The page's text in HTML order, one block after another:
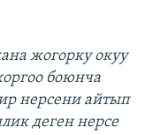
жогорку окуу
боюнча
нерсени айтып
деген нерсе